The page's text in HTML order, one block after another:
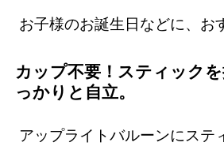
お子様のお誕生日などに、お
カップ不要！スティック
っかりと自立。
アップライトバルーンにステ